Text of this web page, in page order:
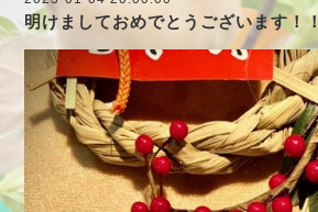
明けましておめでとうございます！！